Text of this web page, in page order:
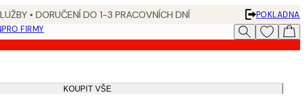
• DORUČENÍ DO 1-3 PRACOVNÍCH DNÍ
POKLADNA
PRO FIRMY
KOUPIT VŠE